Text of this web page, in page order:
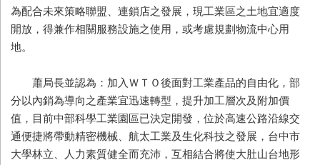
為配合未來策略聯盟、連鎖店之發展，現工業區之土地宜適度
開放，得兼作相關服務設施之使用，或考慮規劃物流中心用
地。
蕭局長並認為：加入ＷＴＯ後面對工業產品的自由化，部
分以內銷為導向之產業宜迅速轉型，提升加工層次及附加價
值，目前中部科學工業園區已決定開發，位於高速公路沿線交
通便捷將帶動精密機械、航太工業及生化科技之發展，台中市
大學林立、人力素質健全而充沛，互相結合將使大肚山台地形